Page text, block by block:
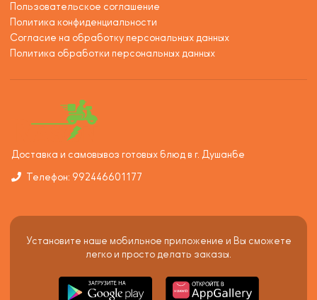
Пользовательское соглашение
Политика конфиденциальности
Согласие на обработку персональных данных
Политика обработки персональных данных
Доставка и самовывоз готовых блюд в г. Душанбе
Телефон: 992446601177
Установите наше мобильное приложение и Вы сможете
легко и просто делать заказы.